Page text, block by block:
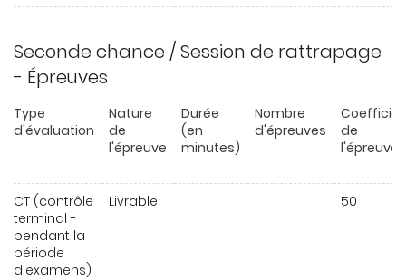
Seconde chance / Session de rattrapage
- Épreuves
Type
d'évaluation
Nature
de
l'épreuve
Durée
(en
minutes)
Nombre
d'épreuves
de
l'épreuve
CT (contrôle
terminal -
pendant la
période
d'examens)
Livrable 50